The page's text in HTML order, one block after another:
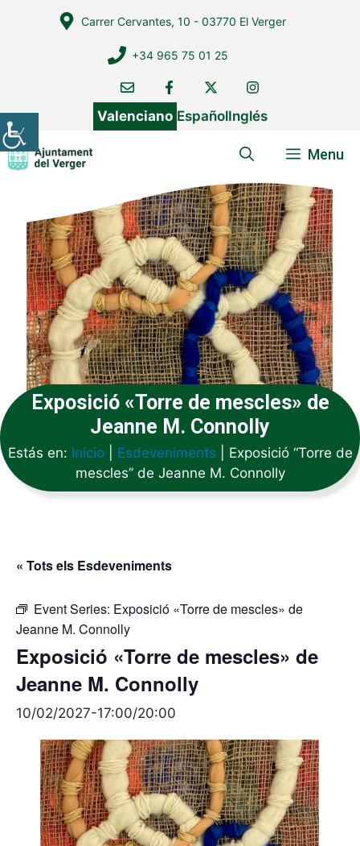
Carrer Cervantes, 10 - 03770 El Verger
+34 965 75 01 25
Valenciano EspañolInglés
Menu
Exposició «Torre de mescles» de
Jeanne M. Connolly
Estás en: Inicio| Esdeveniments
Exposició “Torre de
mescles” de Jeanne M. Connolly
« Tots els Esdeveniments
Event Series: Exposició «Torre de mescles» de
Jeanne M. Connolly
Exposició «Torre de mescles» de
Jeanne M. Connolly
10/02/2027-17:00/20:00